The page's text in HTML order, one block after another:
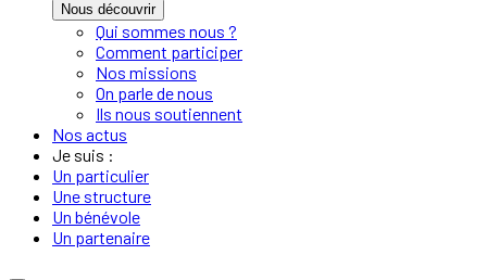
Nous découvrir
Qui sommes nous ?
Comment participer
Nos missions
On parle de nous
Ils nous soutiennent
Nos actus
Je suis :
Un particulier
Une structure
Un bénévole
Un partenaire